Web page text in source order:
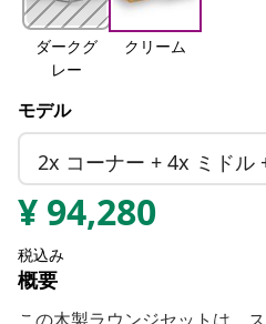
ダークグ
レー
クリーム
モデル
¥ 94,280
税込み
概要